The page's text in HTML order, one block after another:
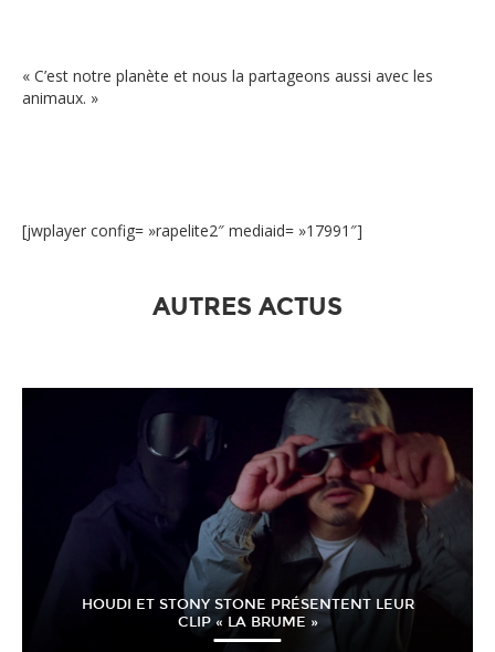
« C’est notre planète et nous la partageons aussi avec les
animaux. »
[jwplayer config= »rapelite2″ mediaid= »17991″]
AUTRES ACTUS
HOUDI ET STONY STONE PRÉSENTENT LEUR
CLIP « LA BRUME »